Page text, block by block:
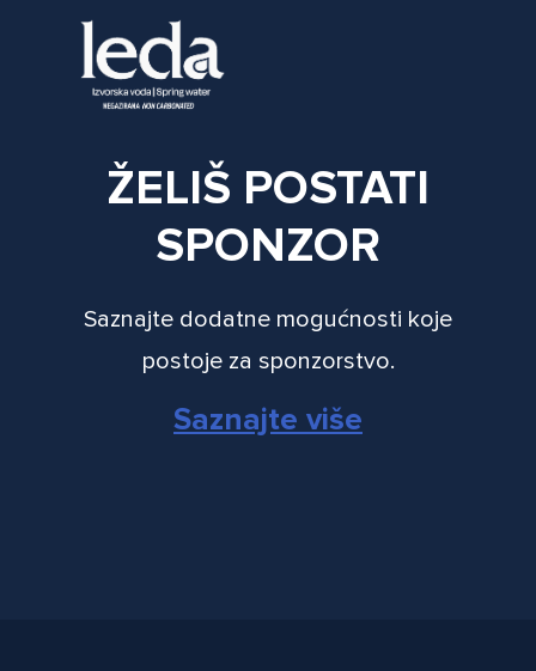
ŽELIŠ POSTATI
SPONZOR
Saznajte dodatne mogućnosti koje
postoje za sponzorstvo.
Saznajte više